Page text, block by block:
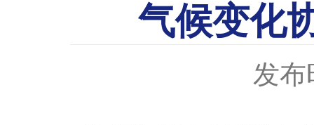
气候变化
发布